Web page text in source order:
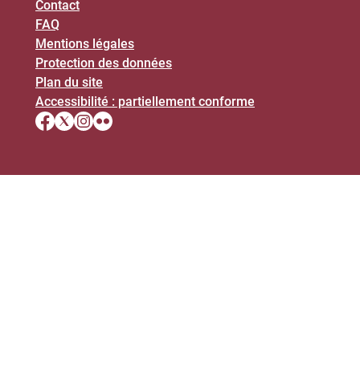
Contact
FAQ
Mentions légales
Protection des données
Plan du site
Accessibilité : partiellement conforme